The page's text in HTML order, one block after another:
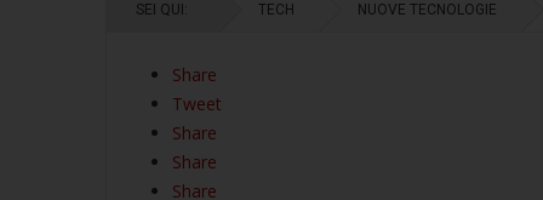
SEI QUI: TECH NUOVE TECNOLOGIE
Share
Tweet
Share
Share
Share